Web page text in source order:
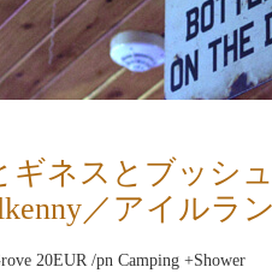
ギネスとブッシュ
／アイルラ
20EUR /pn Camping +Shower